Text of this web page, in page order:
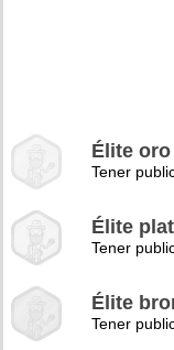
Élite oro
Tener
Élite
Tener
Élite
Tener